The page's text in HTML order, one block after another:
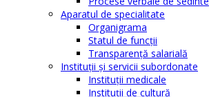
Aparatul de specialitate
Organigrama
Statul de funcții
Transparență salarială
Instituţii şi servicii subordonate
Instituţii medicale
Instituţii de cultură